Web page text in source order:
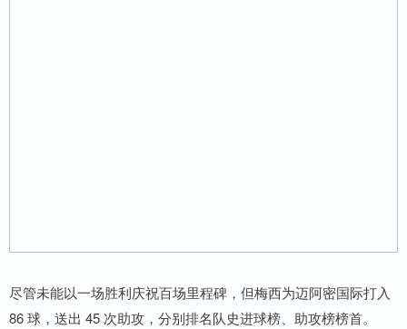
尽管未能以一场胜利庆祝百场里程碑，但梅西为迈阿密国际打入
86 球，送出 45 次助攻，分别排名队史进球榜、助攻榜榜首。